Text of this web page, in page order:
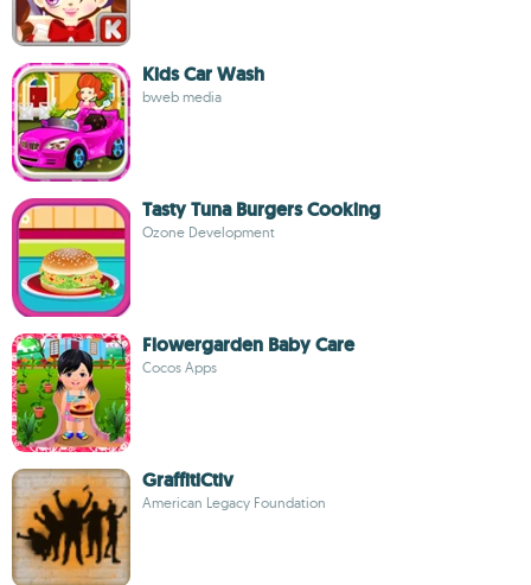
Kids Car Wash
bweb media
Tasty Tuna Burgers Cooking
Ozone Development
Flowergarden Baby Care
Cocos Apps
GraffitiCtiv
American Legacy Foundation